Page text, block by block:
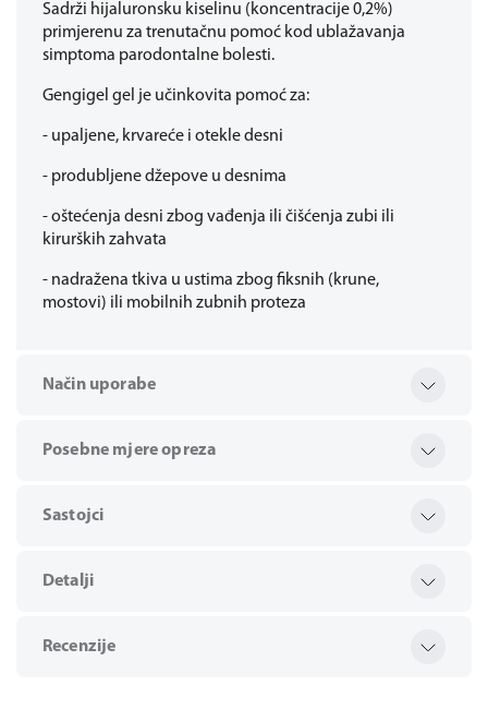
Sadrži hijaluronsku kiselinu (koncentracije 0,2%)
primjerenu za trenutačnu pomoć kod ublažavanja
simptoma parodontalne bolesti.
Gengigel gel je učinkovita pomoć za:
- upaljene, krvareće i otekle desni
- produbljene džepove u desnima
- oštećenja desni zbog vađenja ili čišćenja zubi ili
kirurških zahvata
- nadražena tkiva u ustima zbog fiksnih (krune,
mostovi) ili mobilnih zubnih proteza
Način uporabe
Posebne mjere opreza
Sastojci
Detalji
Recenzije